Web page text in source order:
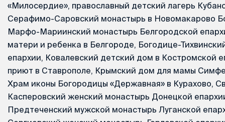
«Милосердие», православный детский лагерь
Серафимо-Саровский монастырь в Новомакарово
Марфо-Мариинский монастырь Белгородской
матери и ребенка в Белгороде, Богодице-
епархии, Ковалевский детский дом в Костромской
приют в Ставрополе, Крымский дом для мамы
Храм иконы Богородицы «Державная» в Курахово,
Касперовский женский монастырь Донецкой
Предтеченский мужской монастырь Луганской